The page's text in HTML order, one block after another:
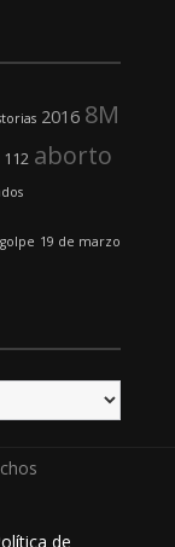
2016 8M
112 aborto
19 de marzo
de